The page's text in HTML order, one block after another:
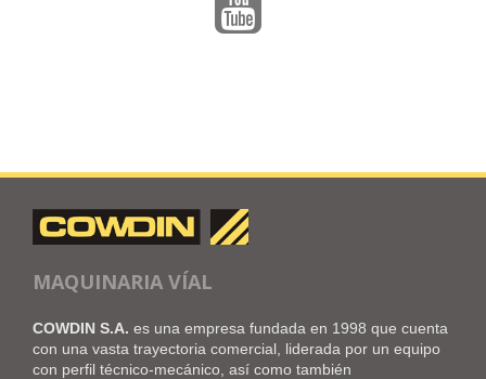
MAQUINARIA VÍAL
COWDIN S.A. es una empresa fundada en 1998 que cuenta
con una vasta trayectoria comercial, liderada por un equipo
con perfil técnico-mecánico, así como también